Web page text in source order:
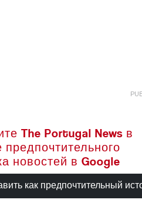
The Portugal News в
предпочтительного
новостей в Google
как предпочтительный